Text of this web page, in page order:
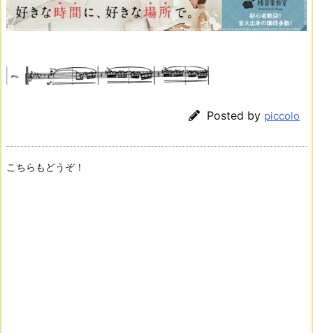
Posted by piccolo
こちらもどうぞ！